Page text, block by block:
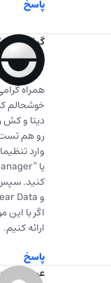
پاسخ
گیفت برگ
1403-01-05 در 12:27
همراه
خوشحالم
دیتا و کش
رو هم
و Clear Data رو انجام بدید.
اگر با
ارائه کنیم.
پاسخ
عبید
گفت: